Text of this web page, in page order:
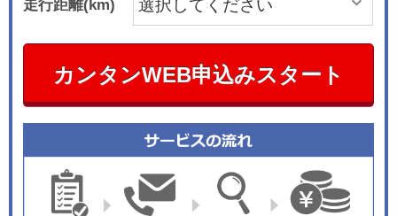
走行距離(km)
カンタンWEB申込みスタート